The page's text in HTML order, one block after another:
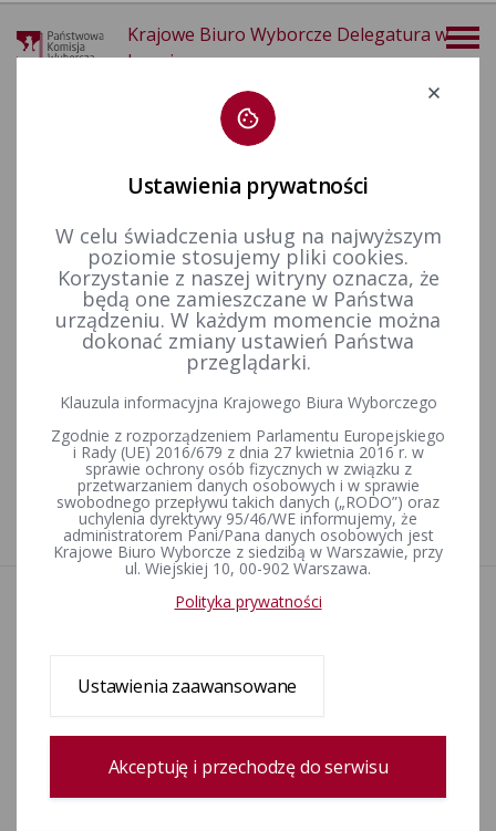
Krajowe Biuro Wyborcze Delegatura w
Legnicy
Informacje Informacje Komisarzy Wyborczych o czasowym powierzeniu pełnienia funkcji
Informacja Komisarza Wyborczego w Legnicy z dnia 22
komisarza
1
Aktualności
Uchwały
Urzędnicy wyborczy
Okręgi wyborcze i obwody głosowania
Ustawienia prywatności
W celu świadczenia usług na najwyższym
poziomie stosujemy pliki cookies.
Korzystanie z naszej witryny oznacza, że
będą one zamieszczane w Państwa
urządzeniu. W każdym momencie można
dokonać zmiany ustawień Państwa
przeglądarki.
Klauzula informacyjna Krajowego Biura Wyborczego
Zgodnie z rozporządzeniem Parlamentu Europejskiego
i Rady (UE) 2016/679 z dnia 27 kwietnia 2016 r. w
sprawie ochrony osób fizycznych w związku z
przetwarzaniem danych osobowych i w sprawie
swobodnego przepływu takich danych („RODO”) oraz
uchylenia dyrektywy 95/46/WE informujemy, że
administratorem Pani/Pana danych osobowych jest
Krajowe Biuro Wyborcze z siedzibą w Warszawie, przy
ul. Wiejskiej 10, 00-902 Warszawa.
Polityka prywatności
Ustawienia zaawansowane
Akceptuję i przechodzę do serwisu